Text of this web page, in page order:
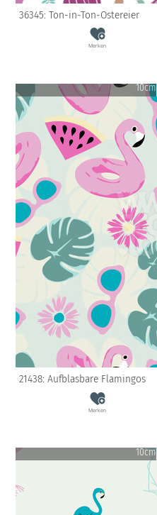
36345: Ton-in-Ton-Ostereier
Merken
10cm
21438: Aufblasbare Flamingos
Merken
10cm